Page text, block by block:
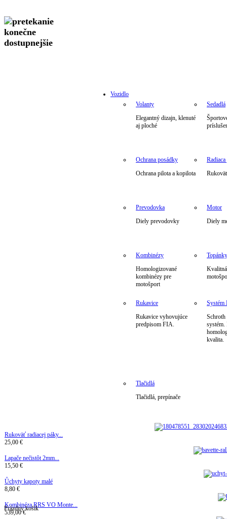
Vozidlo
Volanty
Elegantný dizajn, klenuté
aj ploché
Sedadlá
Ochrana posádky
Ochrana pilota a kopilota
Radiaca
Prevodovka
Diely prevodovky
Motor
Diely
Kombinézy
Homologizované
kombinézy pre
motošport
Topánky
Rukavice
Rukavice vyhovujúce
predpisom FIA.
kvalita.
Tlačidlá
Tlačidlá, prepínače
Rukoväť radiacej páky...
25,00 €
Lapače nečistôt 2mm...
15,50 €
Ůchyty kapoty malé
8,80 €
Kombinéza RRS VO Monte...
539,00 €
Prázdny košík